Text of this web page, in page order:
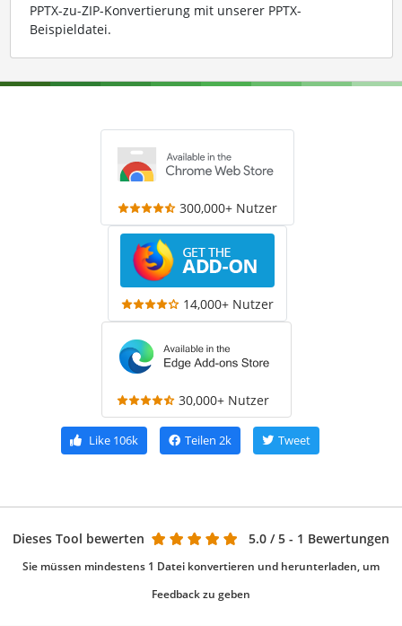
PPTX-zu-ZIP-Konvertierung mit unserer PPTX-
Beispieldatei.
300,000+ Nutzer
14,000+ Nutzer
30,000+ Nutzer
Like 106k Teilen 2k Tweet
Dieses Tool bewerten 5.0 / 5 - 1 Bewertungen
Sie müssen mindestens 1 Datei konvertieren und herunterladen, um
Feedback zu geben